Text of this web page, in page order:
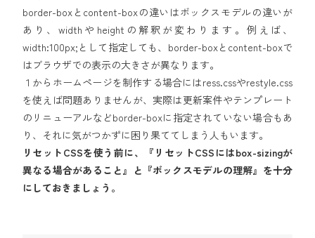
border-boxとcontent-boxの違いはボックスモデルの違いが
あり、widthやheightの解釈が変わります。例えば、
width:100px;として指定しても、border-boxとcontent-boxで
はブラウザでの表示の大きさが異なります。
１からホームページを制作する場合にはress.cssやrestyle.css
を使えば問題ありませんが、実際は更新案件やテンプレート
のリニューアルなどborder-boxに指定されていない場合もあ
り、それに気がつかずに困り果ててしまう人もいます。
リセットCSSを使う前に、『リセットCSSにはbox-sizingが
異なる場合があること』と『ボックスモデルの理解』を十分
にしておきましょう。